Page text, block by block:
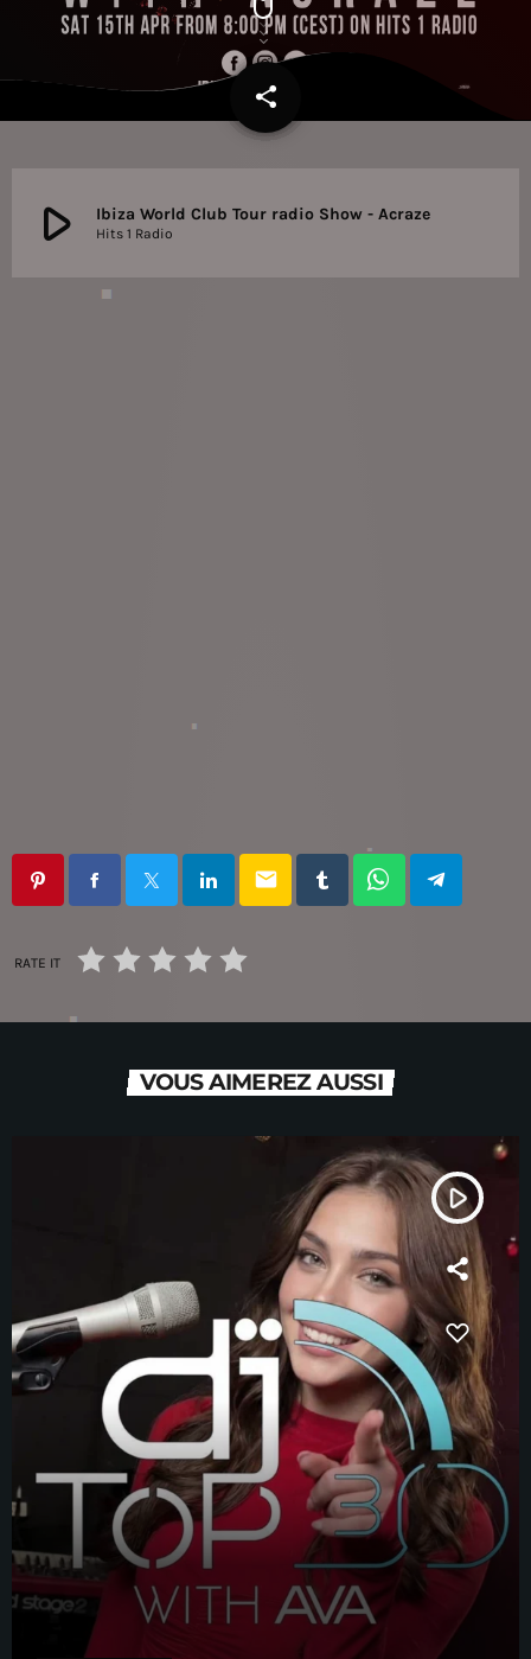
share
email
play_arrow Ibiza World Club Tour radio Show - Acraze
Hits 1 Radio
email
RATE IT
VOUS AIMEREZ AUSSI
play_arrow